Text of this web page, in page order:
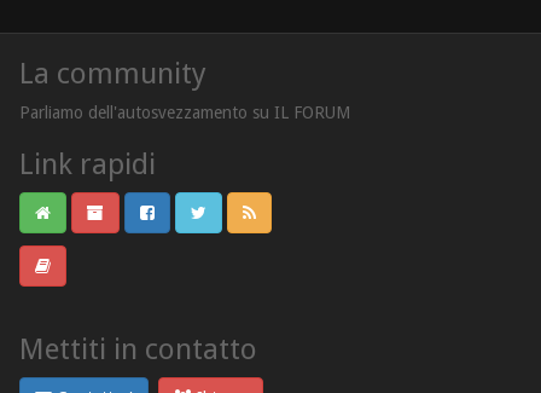
La community
Parliamo dell'autosvezzamento su IL FORUM
Link rapidi
Mettiti in contatto